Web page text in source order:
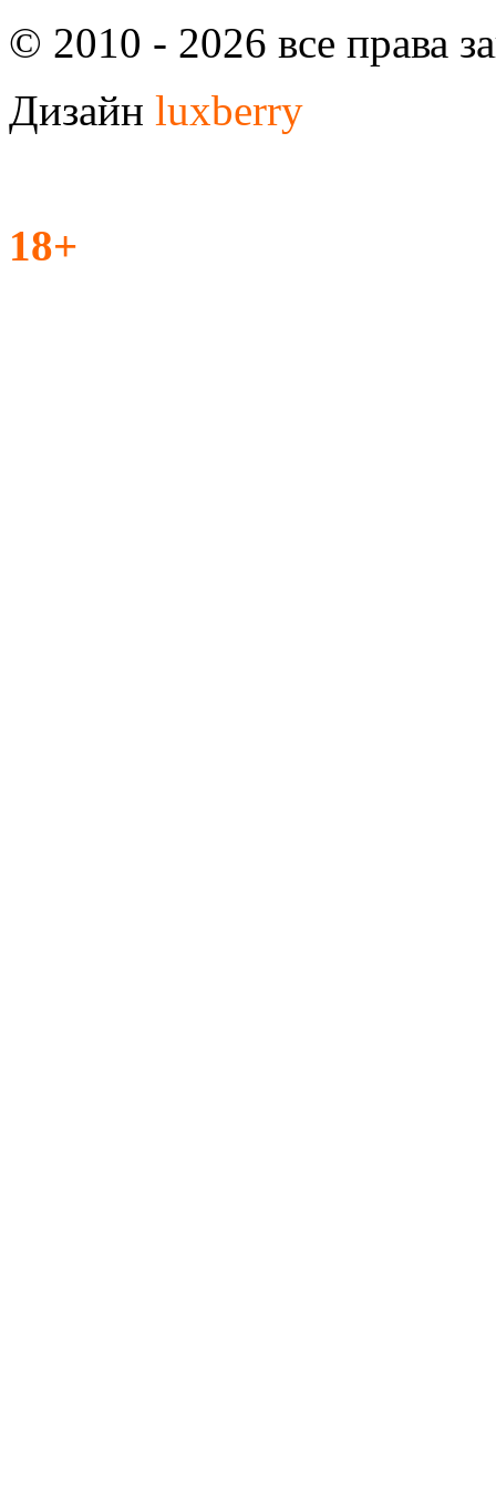
© 2010 - 2026 все права
Дизайн luxberry
18+